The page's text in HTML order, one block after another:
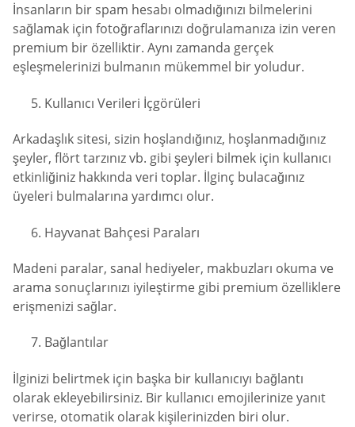
İnsanların bir spam hesabı olmadığınızı bilmelerini
sağlamak için fotoğraflarınızı doğrulamanıza izin veren
premium bir özelliktir. Aynı zamanda gerçek
eşleşmelerinizi bulmanın mükemmel bir yoludur.
Kullanıcı Verileri İçgörüleri
Arkadaşlık sitesi, sizin hoşlandığınız, hoşlanmadığınız
şeyler, flört tarzınız vb. gibi şeyleri bilmek için kullanıcı
etkinliğiniz hakkında veri toplar. İlginç bulacağınız
üyeleri bulmalarına yardımcı olur.
Hayvanat Bahçesi Paraları
Madeni paralar, sanal hediyeler, makbuzları okuma ve
arama sonuçlarınızı iyileştirme gibi premium özelliklere
erişmenizi sağlar.
Bağlantılar
İlginizi belirtmek için başka bir kullanıcıyı bağlantı
olarak ekleyebilirsiniz. Bir kullanıcı emojilerinize yanıt
verirse, otomatik olarak kişilerinizden biri olur.